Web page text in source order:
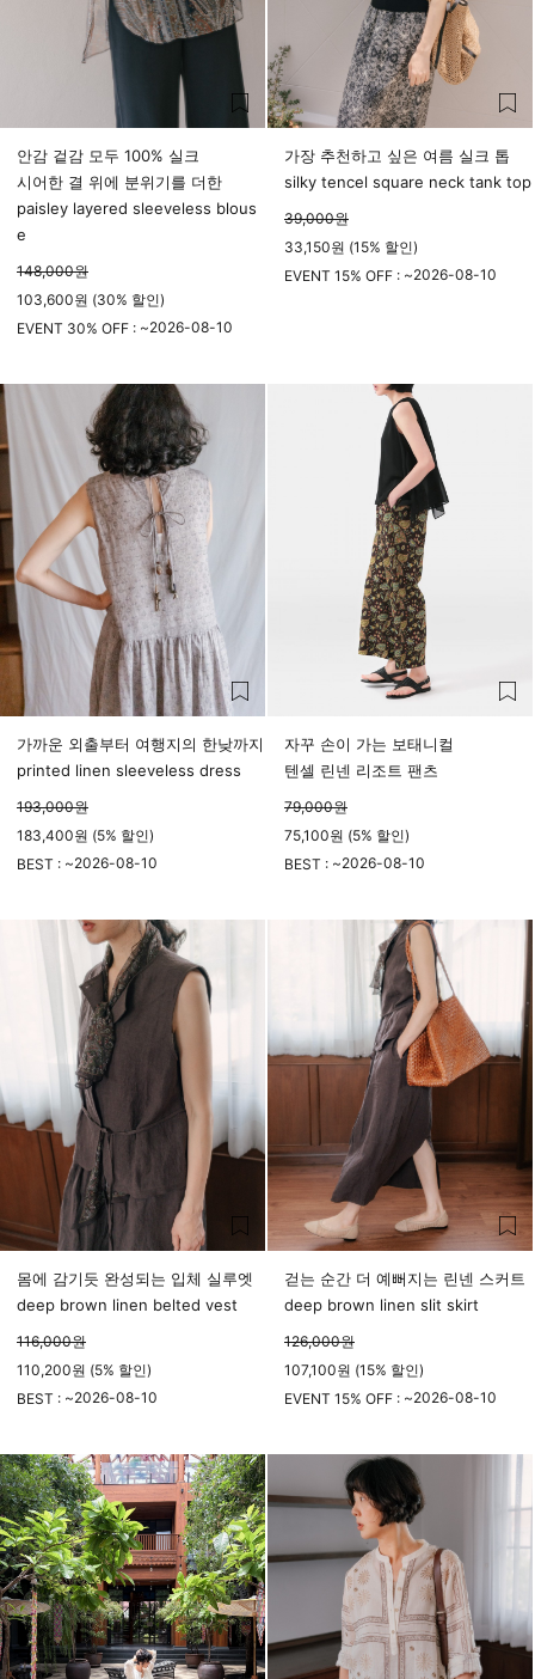
안감 겉감 모두 100% 실크
시어한 결 위에 분위기를 더한
paisley layered sleeveless blous
e
148,000원
103,600원 (30% 할인)
EVENT 30% OFF : ~2026-08-10
가장 추천하고 싶은 여름 실크 톱
silky tencel square neck tank top
39,000원
33,150원 (15% 할인)
EVENT 15% OFF : ~2026-08-10
가까운 외출부터 여행지의 한낮까지
printed linen sleeveless dress
193,000원
183,400원 (5% 할인)
BEST : ~2026-08-10
자꾸 손이 가는 보태니컬
텐셀 린넨 리조트 팬츠
79,000원
75,100원 (5% 할인)
BEST : ~2026-08-10
몸에 감기듯 완성되는 입체 실루엣
deep brown linen belted vest
116,000원
110,200원 (5% 할인)
BEST : ~2026-08-10
걷는 순간 더 예뻐지는 린넨 스커트
deep brown linen slit skirt
126,000원
107,100원 (15% 할인)
EVENT 15% OFF : ~2026-08-10